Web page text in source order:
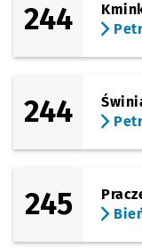
244
244
245